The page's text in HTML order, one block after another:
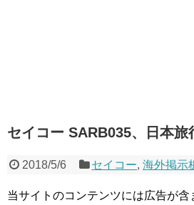
セイコー SARB035、日本旅
2018/5/6 セイコー,海外掲示
当サイトのコンテンツには広告が含